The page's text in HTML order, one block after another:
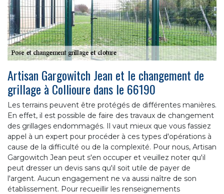
Artisan Gargowitch Jean et le changement de
grillage à Collioure dans le 66190
Les terrains peuvent être protégés de différentes manières.
En effet, il est possible de faire des travaux de changement
des grillages endommagés. Il vaut mieux que vous fassiez
appel à un expert pour procéder à ces types d'opérations à
cause de la difficulté ou de la complexité. Pour nous, Artisan
Gargowitch Jean peut s'en occuper et veuillez noter qu'il
peut dresser un devis sans qu'il soit utile de payer de
l'argent. Aucun engagement ne va aussi naître de son
établissement. Pour recueillir les renseignements